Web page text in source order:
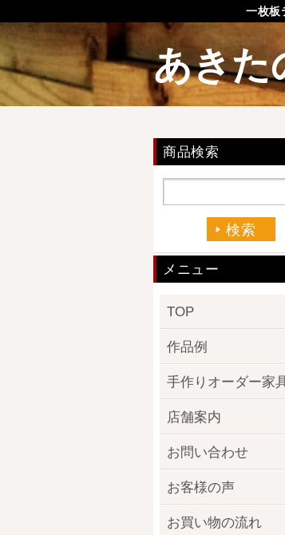
一枚板
あきた
商品検索
メニュー
TOP
作品例
手作りオーダー家
店舗案内
お問い合わせ
お客様の声
お買い物の流れ